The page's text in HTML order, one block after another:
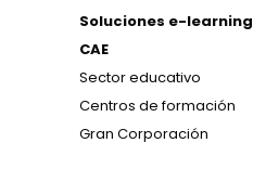
Soluciones e-learning
CAE
Sector educativo
Centros de formación
Gran Corporación